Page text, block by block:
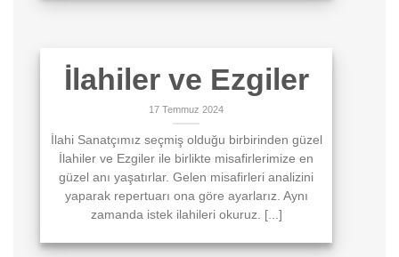
İlahiler ve Ezgiler
17 Temmuz 2024
İlahi Sanatçımız seçmiş olduğu birbirinden güzel
İlahiler ve Ezgiler ile birlikte misafirlerimize en
güzel anı yaşatırlar. Gelen misafirleri analizini
yaparak repertuarı ona göre ayarlarız. Aynı
zamanda istek ilahileri okuruz. [...]